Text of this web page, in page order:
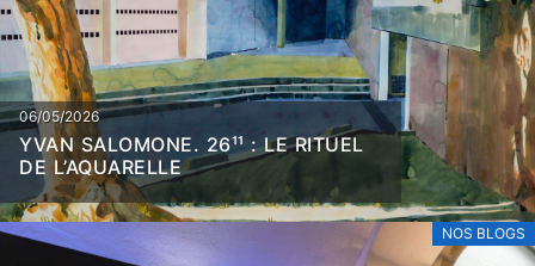
06/05/2026
YVAN SALOMONE. 26¹¹ : LE RITUEL
DE L’AQUARELLE
NOS BLOGS